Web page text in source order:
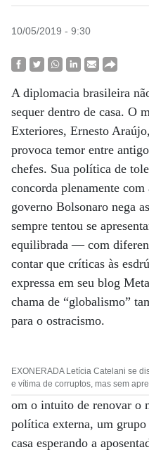
10/05/2019 - 9:30
A diplomacia brasileira
sequer dentro de casa. O
Exteriores, Ernesto
provoca temor entre
chefes. Sua política de
concorda plenamente
governo Bolsonaro nega
sempre tentou se
equilibrada ­— com
contar que críticas às
expressa em seu blog
chama de “globalismo”
para o ostracismo.
EXONERADA Letícia Catelani se
e vítima de corruptos, mas sem
om o intuito de renovar o
política externa, um grupo
casa esperando a